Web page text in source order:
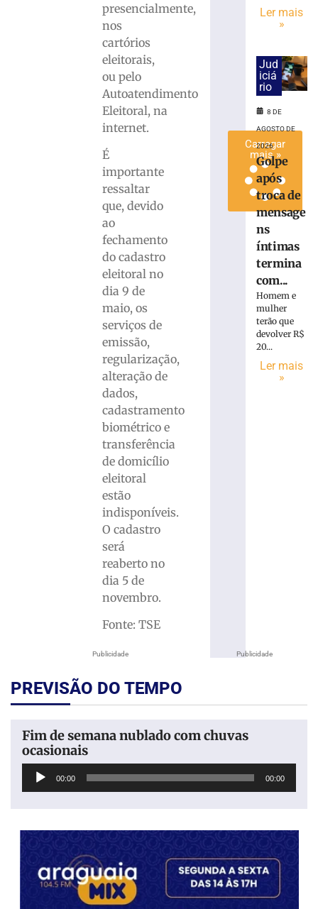
Publicidade
presencialmente,
nos
cartórios
eleitorais,
ou pelo
Autoatendimento
Eleitoral, na
internet.
É
importante
ressaltar
que, devido
ao
fechamento
do cadastro
eleitoral no
dia 9 de
maio, os
serviços de
emissão,
regularização,
alteração de
dados,
cadastramento
biométrico e
transferência
de domicílio
eleitoral
estão
indisponíveis.
O cadastro
será
reaberto no
dia 5 de
novembro.
Fonte: TSE
Carregar
mais »
Publicidade
Ler mais
»
Jud
iciá
rio
8 DE
AGOSTO DE
2026
Golpe
após
troca de
mensage
ns
íntimas
termina
com...
Homem e
mulher
terão que
devolver R$
20...
Ler mais
»
PREVISÃO DO TEMPO
Fim de semana nublado com chuvas
ocasionais
Tocador
00:00 00:00